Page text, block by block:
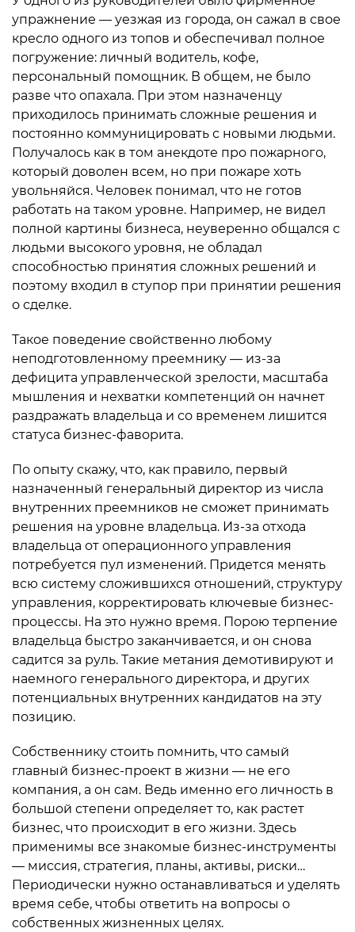
упражнение — уезжая из города, он сажал в свое
кресло одного из топов и обеспечивал полное
погружение: личный водитель, кофе,
персональный помощник. В общем, не было
разве что опахала. При этом назначенцу
приходилось принимать сложные решения и
постоянно коммуницировать с новыми людьми.
Получалось как в том анекдоте про пожарного,
который доволен всем, но при пожаре хоть
увольняйся. Человек понимал, что не готов
работать на таком уровне. Например, не видел
полной картины бизнеса, неуверенно общался с
людьми высокого уровня, не обладал
способностью принятия сложных решений и
поэтому входил в ступор при принятии решения
о сделке.
Такое поведение свойственно любому
неподготовленному преемнику — из-за
дефицита управленческой зрелости, масштаба
мышления и нехватки компетенций он начнет
раздражать владельца и со временем лишится
статуса бизнес-фаворита.
По опыту скажу, что, как правило, первый
назначенный генеральный директор из числа
внутренних преемников не сможет принимать
решения на уровне владельца. Из-за отхода
владельца от операционного управления
потребуется пул изменений. Придется менять
всю систему сложившихся отношений, структуру
управления, корректировать ключевые бизнес-
процессы. На это нужно время. Порою терпение
владельца быстро заканчивается, и он снова
садится за руль. Такие метания демотивируют и
наемного генерального директора, и других
потенциальных внутренних кандидатов на эту
позицию.
Собственнику стоить помнить, что самый
главный бизнес-проект в жизни — не его
компания, а он сам. Ведь именно его личность в
большой степени определяет то, как растет
бизнес, что происходит в его жизни. Здесь
применимы все знакомые бизнес-инструменты
— миссия, стратегия, планы, активы, риски…
Периодически нужно останавливаться и уделять
время себе, чтобы ответить на вопросы о
собственных жизненных целях.